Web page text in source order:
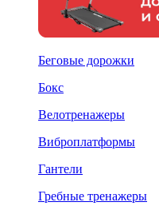
Беговые дорожки
Бокс
Велотренажеры
Виброплатформы
Гантели
Гребные тренажеры